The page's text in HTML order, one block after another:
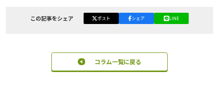
この記事をシェア ポスト シェア LINE
コラム一覧に戻る